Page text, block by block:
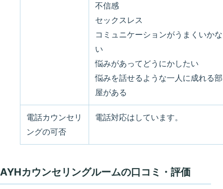
不信感
セックスレス
コミュニケーションがうまくいかな
い
悩みがあってどうにかしたい
悩みを話せるような一人に成れる部
屋がある
電話カウンセリ
ングの可否
電話対応はしています。
AYHカウンセリングルームの口コミ・評価